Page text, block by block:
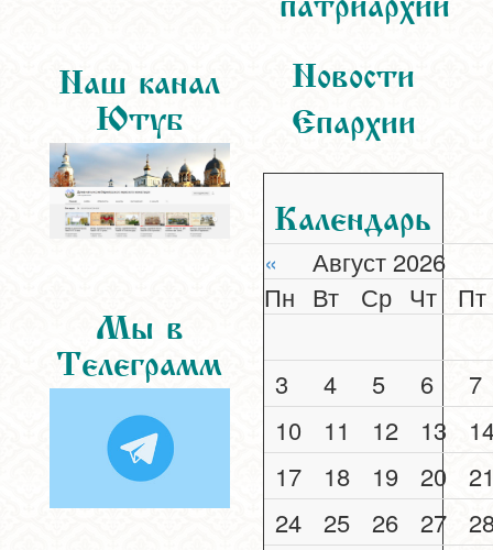
Наш канал
Ютуб
Мы в
Телеграмм
Новости
Епархии
Календарь
«
Август 2026
Пн Вт Ср Чт Пт
3 4 5 6
7
10
11 12 13
17
18 19 20
24
25 26 27